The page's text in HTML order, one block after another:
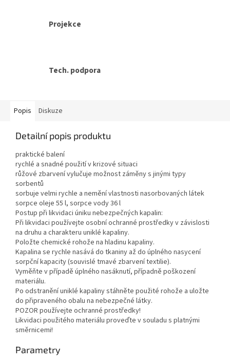
Projekce
Tech. podpora
Popis Diskuze
Detailní popis produktu
praktické balení
rychlé a snadné použití v krizové situaci
růžové zbarvení vylučuje možnost záměny s jinými typy
sorbentů
sorbuje velmi rychle a nemění vlastnosti nasorbovaných látek
sorpce oleje 55 l, sorpce vody 36 l
Postup při likvidaci úniku nebezpečných kapalin:
Při likvidaci používejte osobní ochranné prostředky v závislosti
na druhu a charakteru uniklé kapaliny.
Položte chemické rohože na hladinu kapaliny.
Kapalina se rychle nasává do tkaniny až do úplného nasycení
sorpční kapacity (souvislé tmavé zbarvení textilie).
Vyměňte v případě úplného nasáknutí, případně poškození
materiálu.
Po odstranění uniklé kapaliny stáhněte použité rohože a uložte
do připraveného obalu na nebezpečné látky.
POZOR používejte ochranné prostředky!
Likvidaci použitého materiálu proveďte v souladu s platnými
směrnicemi!
Parametry